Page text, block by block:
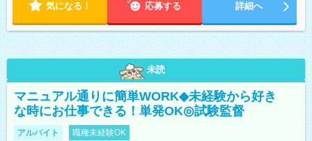
気になる！ 応募する 詳細へ
未読
マニュアル通りに簡単WORK◆未経験から好き
な時にお仕事できる！単発OK◎試験監督
アルバイト 職種未経験OK